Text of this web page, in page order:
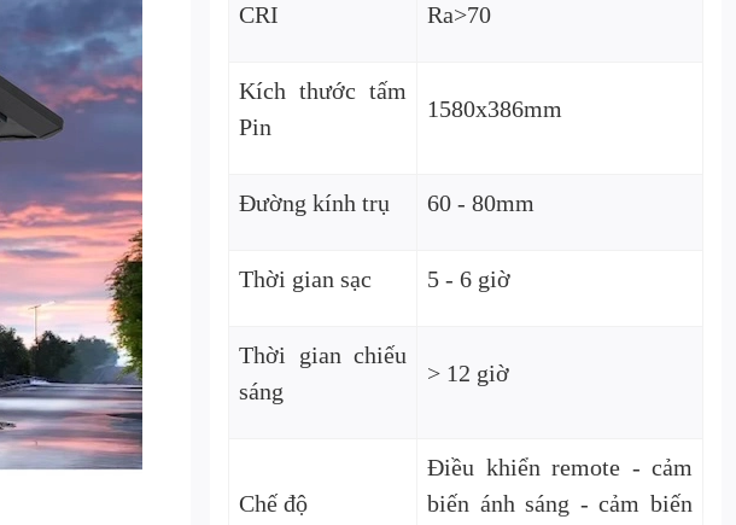
CRI Ra>70
Kích thước tấm
Pin
1580x386mm
Đường kính trụ 60 - 80mm
Thời gian sạc 5 - 6 giờ
Thời gian chiếu
sáng
> 12 giờ
Chế độ
Điều khiển remote - cảm
biến ánh sáng - cảm biến